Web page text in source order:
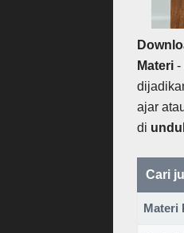
Materi -
ajar
di
Cari
Materi